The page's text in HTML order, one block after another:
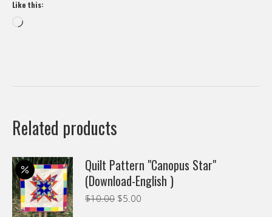
Like this:
Loading…
Related products
Quilt Pattern "Canopus Star"
(Download-English )
$10.00 Original
$5.00